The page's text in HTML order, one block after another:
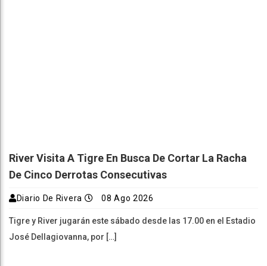
River Visita A Tigre En Busca De Cortar La Racha
De Cinco Derrotas Consecutivas
Diario De Rivera 08 Ago 2026
Tigre y River jugarán este sábado desde las 17.00 en el Estadio
José Dellagiovanna, por […]